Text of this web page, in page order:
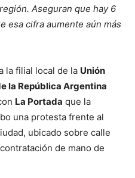
Aseguran que hay 6
esa cifra aumente aún más
la filial local de la Unión
la República Argentina
La Portada que la
una protesta frente al
ubicado sobre calle
de mano de